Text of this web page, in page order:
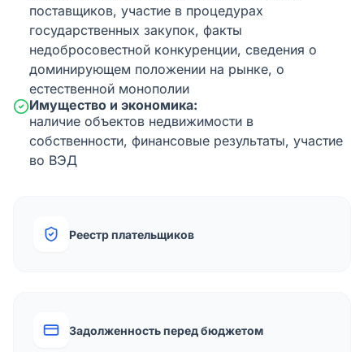
поставщиков, участие в процедурах
государственных закупок, факты
недобросовестной конкуренции, сведения о
доминирующем положении на рынке, о
естественной монополии
Имущество и экономика:
наличие объектов недвижимости в
собственности, финансовые результаты, участие
во ВЭД
Реестр плательщиков
Задолженность перед бюджетом